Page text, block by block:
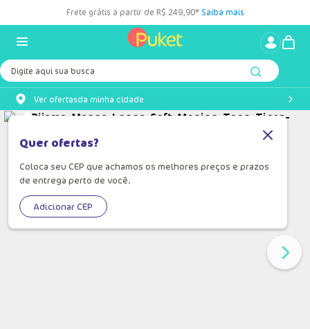
Frete grátis a partir de R$ 249,90* Saiba mais
Digite aqui sua busca
Ver ofertasda minha cidade
Quer ofertas?
Coloca seu CEP que achamos os melhores preços e prazos
de entrega perto de você.
Adicionar CEP